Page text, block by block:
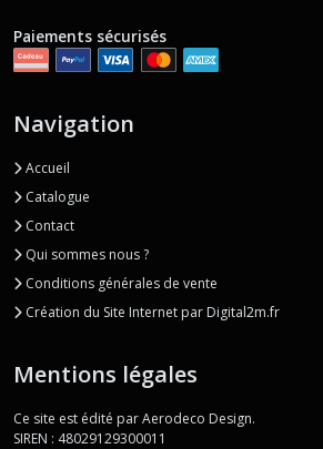
Paiements sécurisés
Navigation
Accueil
Catalogue
Contact
Qui sommes nous ?
Conditions générales de vente
Création du Site Internet par Digital2m.fr
Mentions légales
Ce site est édité par Aerodeco Design.
SIREN : 48029129300011